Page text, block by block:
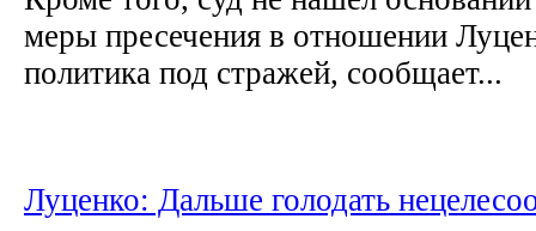
меры пресечения в отношении
политика под стражей, сообщает...
Луценко: Дальше голодать